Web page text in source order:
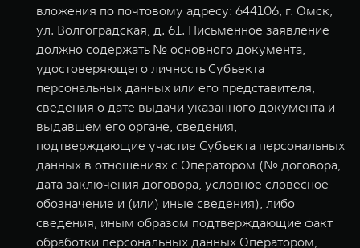
вложения по почтовому адресу: 644106, г. Омск,
ул. Волгоградская, д. 61. Письменное заявление
должно содержать № основного документа,
удостоверяющего личность Субъекта
персональных данных или его представителя,
сведения о дате выдачи указанного документа и
выдавшем его органе, сведения,
подтверждающие участие Субъекта персональных
данных в отношениях с Оператором (№ договора,
дата заключения договора, условное словесное
обозначение и (или) иные сведения), либо
сведения, иным образом подтверждающие факт
обработки персональных данных Оператором,